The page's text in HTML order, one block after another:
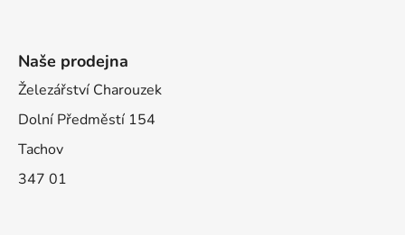
Naše prodejna
Železářství Charouzek
Dolní Předměstí 154
Tachov
347 01